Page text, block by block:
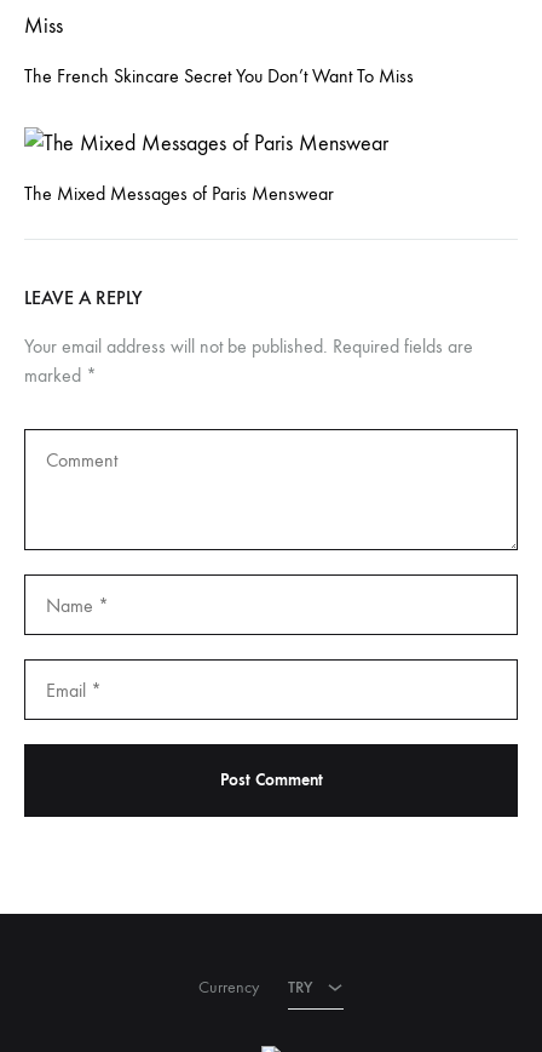
The French Skincare Secret You Don’t Want To Miss
The Mixed Messages of Paris Menswear
LEAVE A REPLY
Your email address will not be published. Required fields are
marked *
Currency TRY